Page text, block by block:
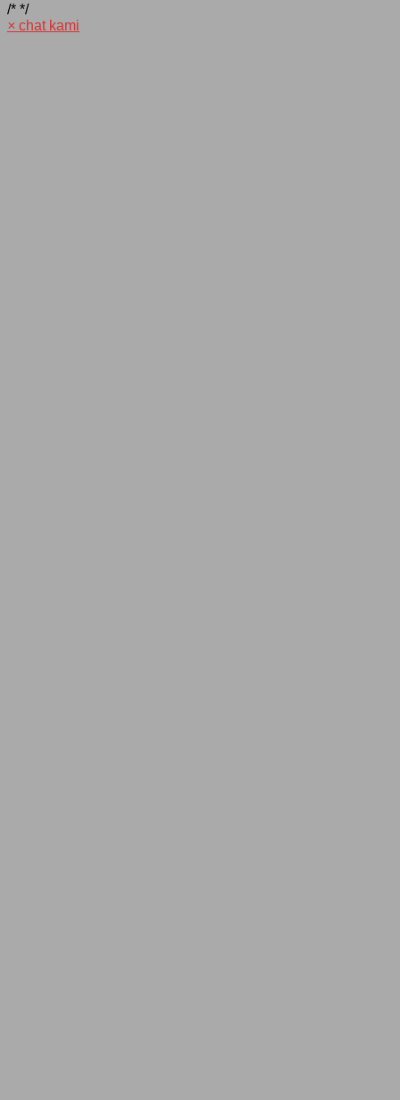
/* */
× chat kami